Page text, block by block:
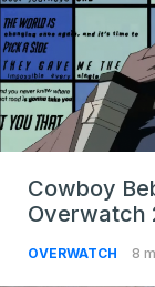
Cowboy
Overwatch
OVERWATCH 8